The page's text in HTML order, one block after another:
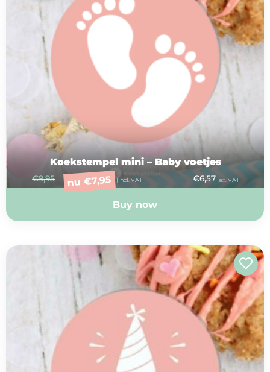
Koekstempel mini – Baby voetjes
€9,95 nu €7,95 (incl. VAT) €6,57 (ex. VAT)
Buy now